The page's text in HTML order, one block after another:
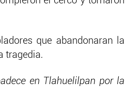
que abandonaran la
tragedia.
en Tlahuelilpan por la